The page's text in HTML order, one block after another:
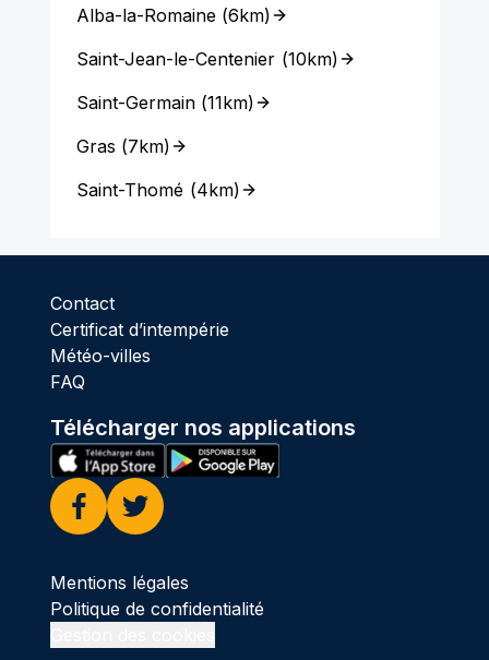
Alba-la-Romaine(6km)
Saint-Jean-le-Centenier (10km)
Saint-Germain(11km)
Gras (7km)
Saint-Thomé (4km)
Contact
Certificat d’intempérie
Météo-villes
FAQ
Télécharger nos applications
Facebook
Twitter
Mentions légales
Politique de confidentialité